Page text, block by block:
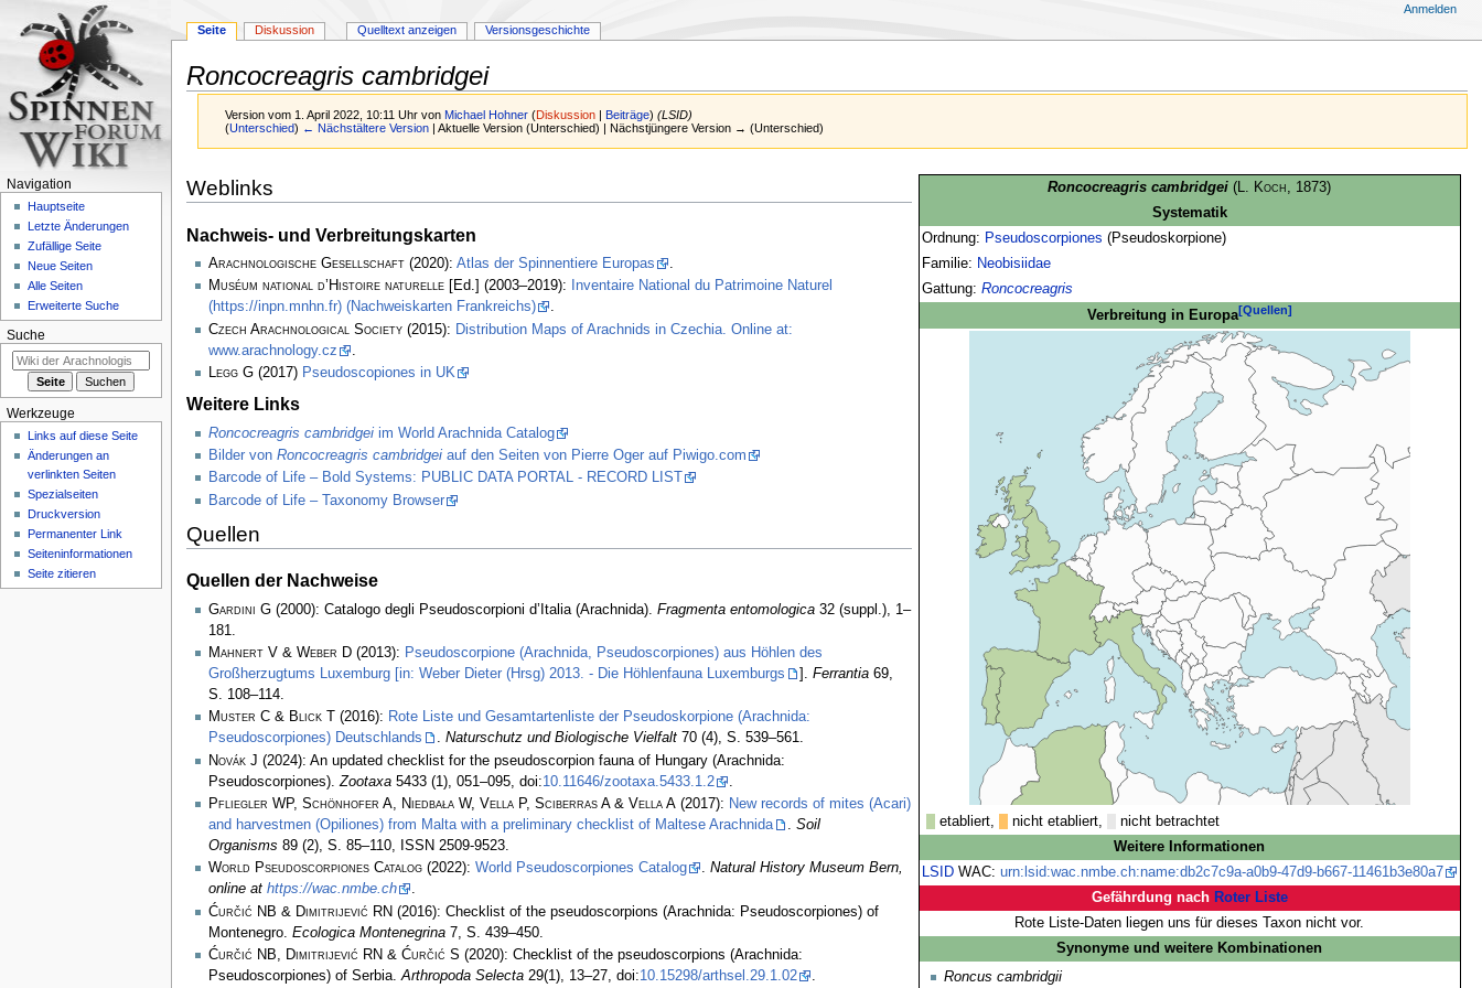
Roncocreagris cambridgei
Version vom 1. April 2022, 10:11 Uhr von Michael Hohner (Diskussion Beiträge) (LSID)
(Unterschied) ← Nächstältere Version | Aktuelle Version (Unterschied) | Nächstjüngere Version → (Unterschied)
Navigation
Suche
Roncocreagris cambridgei ( L. Koch
, 1873)
Systematik
Ordnung: Pseudoscorpiones (Pseudoskorpione)
Familie: Neobisiidae
Gattung: Roncocreagris
Verbreitung in Europa[Quellen]
etabliert, nicht etabliert,
nicht betrachtet
Weitere Informationen
LSIDWAC: urn:lsid:wac.nmbe.ch:name:db2c7c9a-a0b9-47d9-b667-11461b3e80a7
Gefährdung nach Roter Liste
Rote Liste-Daten liegen uns für dieses Taxon nicht vor.
Synonyme und weitere Kombinationen
Roncus cambridgii
Weblinks
Nachweis- und Verbreitungskarten
Arachnologische Gesellschaft(2020): Atlas der Spinnentiere Europas
.
Muséum national d’Histoire naturelle[Ed.] (2003–2019):
Inventaire National du Patrimoine Naturel
(https://inpn.mnhn.fr) (Nachweiskarten Frankreichs)
.
Czech Arachnological Society(2015): Distribution Maps of Arachnids in Czechia. Online at:
www.arachnology.cz
LeggG (2017) Pseudoscopiones in UK
Weitere Links
Roncocreagris cambridgeiim World Arachnida Catalog
Bilder von Roncocreagris cambridgeiauf den Seiten von Pierre Oger auf Piwigo.com
Barcode of Life – Bold Systems: PUBLIC DATA PORTAL - RECORD LIST
Barcode of Life – Taxonomy Browser
Quellen
Quellen der Nachweise
Gardini G(2000): Catalogo degli Pseudoscorpioni d’Italia (Arachnida). Fragmenta entomologica32 (suppl.), 1–
181.
Mahnert V & Weber D(2013): Pseudoscorpione (Arachnida, Pseudoscorpiones) aus Höhlen des
Großherzugtums Luxemburg [in: Weber Dieter (Hrsg) 2013. - Die Höhlenfauna Luxemburgs
]. Ferrantia69,
S. 108–114.
Muster C & Blick T
(2016): Rote Liste und Gesamtartenliste der Pseudoskorpione (Arachnida:
Pseudoscorpiones) Deutschlands
. Naturschutz und Biologische Vielfalt70 (4), S. 539–561.
Novák J (2024): An updated checklist for the pseudoscorpion fauna of Hungary (Arachnida:
Pseudoscorpiones). Zootaxa5433 (1), 051–095, doi:10.11646/zootaxa.5433.1.2
Pfliegler WP, Schönhofer A, Niedbała W, Vella P, Sciberras A & Vella A(2017): New records of mites (Acari)
and harvestmen (Opiliones) from Malta with a preliminary checklist of Maltese Arachnida
. Soil
Organisms 89 (2), S. 85–110, ISSN 2509-9523.
World Pseudoscorpiones Catalog(2022): World Pseudoscorpiones Catalog . Natural History Museum Bern,
online at https://wac.nmbe.ch
.
Ćurčić NB & Dimitrijević RN (2016): Checklist of the pseudoscorpions (Arachnida: Pseudoscorpiones) of
Montenegro. Ecologica Montenegrina7, S. 439–450.
Ćurčić NB, Dimitrijević RN & Ćurčić S (2020): Checklist of the pseudoscorpions (Arachnida:
Pseudoscorpiones) of Serbia. Arthropoda Selecta29(1), 13–27, doi:10.15298/arthsel.29.1.02
Seite Diskussion Quelltext anzeigen Versionsgeschichte
Anmelden
Navigation
Hauptseite
Letzte Änderungen
Zufällige Seite
Neue Seiten
Alle Seiten
Erweiterte Suche
Suche
Werkzeuge
Links auf diese Seite
Änderungen an
verlinkten Seiten
Spezialseiten
Druckversion
Permanenter Link
Seiten­­informationen
Seite zitieren